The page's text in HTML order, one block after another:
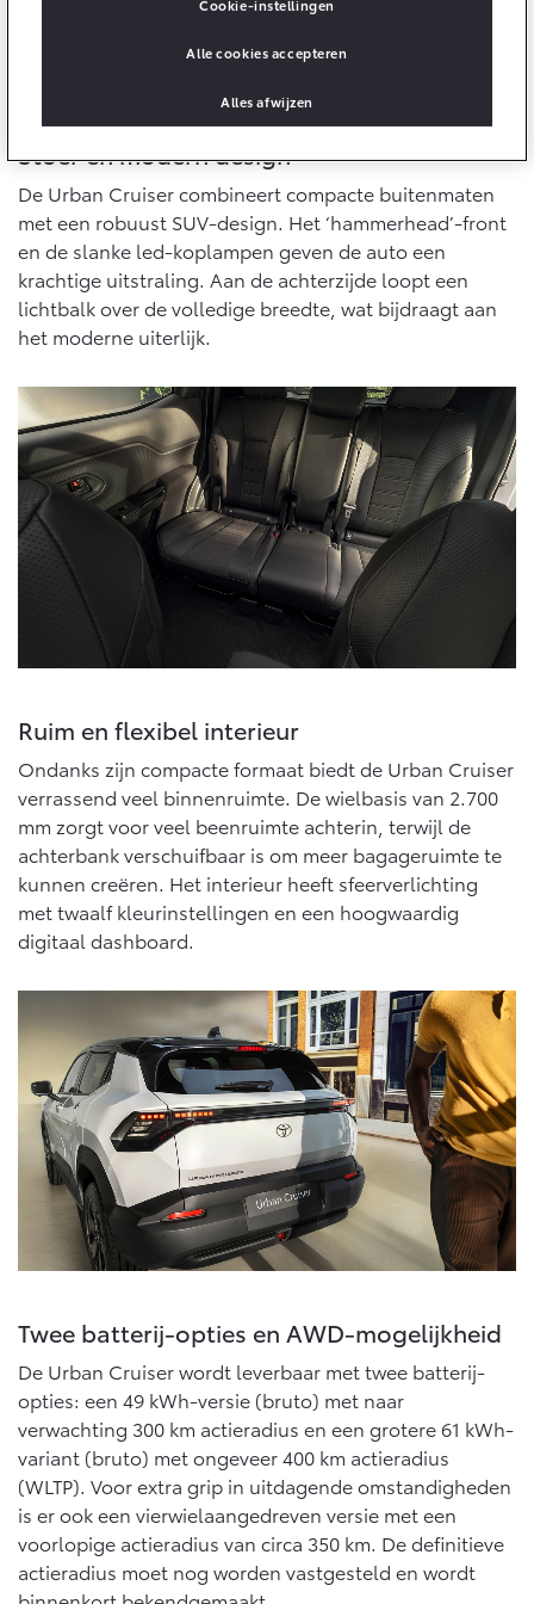
Vanaf € 39.995,-
Toyota C-HR
HYBRIDE
Vanaf € 36.495,-
Toyota C-HR+
BATTERIJ-ELEKTRISCH
Vanaf € 37.995,- Vanaf € 49.995,-
BATTERIJ-ELEKTRISCH
Vanaf € 39.995,-
bZ4X Touring
BATTERIJ-ELEKTRISCH
Vanaf € 48.995,-
Mirai
WATERSTOF-ELEKTRISCH
Vanaf € 76.695,-
Proace City (excl. BTW)
OOK ALS BATTERIJ-
ELEKTRISCH
Vanaf € 27.945,-
Proace (excl. BTW)
OOK ALS BATTERIJ-
ELEKTRISCH
Vanaf € 37.500,-
Proace Verso
BATTERIJ-ELEKTRISCH
Vanaf € 55.950,-
Proace Max (excl. BTW)
OOK ALS BATTERIJ-
ELEKTRISCH
Hilux (excl. BTW)
OOK ALS BATTERIJ-
ELEKTRISCH
10 jaar batterijgarantie
Toyota fabrieksgarantie
Onderdelen & Accessoires
Onderdelen
Accessoires
Banden
Connected
Connected Services
MyToyota login
MyToyota App
Abonnementen
Multimedia
Connected check
Navigatie updates
Energie en slim laden
Toyota Autoverzekering
Toyota Hybride Autoverzekering
Bedrijfswagens op maat
Verzekeren
Stoer en modern design
De Urban Cruiser combineert compacte buitenmaten
met een robuust SUV-design. Het ‘hammerhead’-front
en de slanke led-koplampen geven de auto een
krachtige uitstraling. Aan de achterzijde loopt een
lichtbalk over de volledige breedte, wat bijdraagt aan
het moderne uiterlijk.
Ruim en flexibel interieur
Ondanks zijn compacte formaat biedt de Urban Cruiser
verrassend veel binnenruimte. De wielbasis van 2.700
mm zorgt voor veel beenruimte achterin, terwijl de
achterbank verschuifbaar is om meer bagageruimte te
kunnen creëren. Het interieur heeft sfeerverlichting
met twaalf kleurinstellingen en een hoogwaardig
digitaal dashboard.
Twee batterij-opties en AWD-mogelijkheid
De Urban Cruiser wordt leverbaar met twee batterij-
opties: een 49 kWh-versie (bruto) met naar
verwachting 300 km actieradius en een grotere 61 kWh-
variant (bruto) met ongeveer 400 km actieradius
(WLTP). Voor extra grip in uitdagende omstandigheden
is er ook een vierwielaangedreven versie met een
voorlopige actieradius van circa 350 km. De definitieve
actieradius moet nog worden vastgesteld en wordt
Cookie-instellingen
Alles afwijzen
Alle cookies accepteren